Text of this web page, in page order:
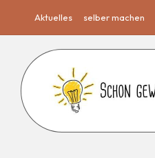
Aktuelles selber machen